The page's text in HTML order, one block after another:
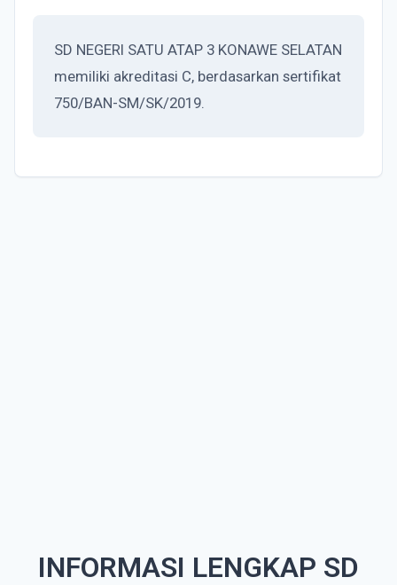
SD NEGERI SATU ATAP 3 KONAWE SELATAN
memiliki akreditasi C, berdasarkan sertifikat
750/BAN-SM/SK/2019.
INFORMASI LENGKAP SD